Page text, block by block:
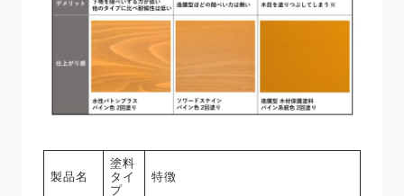
製品名
塗料
タイ
プ
特徴